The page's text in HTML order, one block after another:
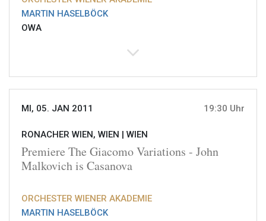
MARTIN HASELBÖCK
OWA
MI, 05. JAN 2011 19:30 Uhr
RONACHER WIEN, WIEN | WIEN
Premiere The Giacomo Variations - John
Malkovich is Casanova
ORCHESTER WIENER AKADEMIE
MARTIN HASELBÖCK